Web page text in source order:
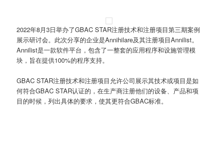
2022年8月3日举办了GBAC STAR注册技术和注册项目第三期案例
展示研讨会。此次分享的企业是Annihilare及其注册项目Annilist。
Annilist是一款软件平台，包含了一整套的应用程序和设施管理模
块，旨在提供100%的程序支持。
GBAC STAR注册技术和注册项目允许公司展示其技术或项目是如
何符合GBAC STAR认证的，在生产商注册他们的设备、产品和项
目的时候，列出具体的要求，使其更符合GBAC标准。